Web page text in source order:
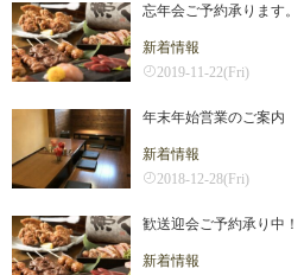
忘年会ご予約承ります。
新着情報
2019-11-22(Fri)
年末年始営業のご案内
新着情報
2018-12-28(Fri)
歓送迎会ご予約承り中！
新着情報